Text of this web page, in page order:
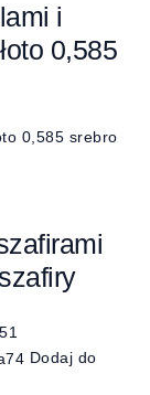
i
0,585
Dodaj do